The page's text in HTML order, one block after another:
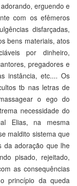
erguendo e
com os efêmeros
disfarçadas,
bens materiais, atos
por dinheiro,
pregadores e
instância, etc.... Os
tb nas letras de
o ego do
necessidade do
Elias, na mesma
maldito sistema que
da adoração que lhe
pisado, rejeitado,
as consequências
princípio da queda